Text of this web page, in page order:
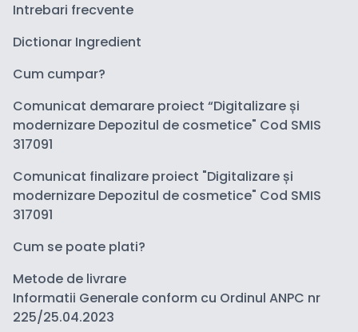
Intrebari frecvente
Dictionar Ingredient
Cum cumpar?
Comunicat demarare proiect “Digitalizare și
modernizare Depozitul de cosmetice" Cod SMIS
317091
Comunicat finalizare proiect "Digitalizare și
modernizare Depozitul de cosmetice" Cod SMIS
317091
Cum se poate plati?
Metode de livrare
Informatii Generale conform cu Ordinul ANPC nr
225/25.04.2023